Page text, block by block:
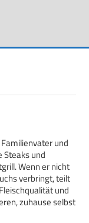
und
Steaks und
Wenn er nicht
verbringt, teilt
und
zuhause selbst